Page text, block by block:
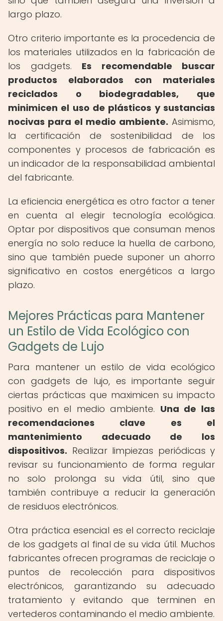
largo plazo.
Otro criterio importante es la procedencia de
los materiales utilizados en la fabricación de
los gadgets. Es recomendable buscar
productos elaborados con materiales
reciclados o biodegradables, que
minimicen el uso de plásticos y sustancias
nocivas para el medio ambiente. Asimismo,
la certificación de sostenibilidad de los
componentes y procesos de fabricación es
un indicador de la responsabilidad ambiental
del fabricante.
La eficiencia energética es otro factor a tener
en cuenta al elegir tecnología ecológica.
Optar por dispositivos que consuman menos
energía no solo reduce la huella de carbono,
sino que también puede suponer un ahorro
significativo en costos energéticos a largo
plazo.
Mejores Prácticas para Mantener
un Estilo de Vida Ecológico con
Gadgets de Lujo
Para mantener un estilo de vida ecológico
con gadgets de lujo, es importante seguir
ciertas prácticas que maximicen su impacto
positivo en el medio ambiente. Una de las
recomendaciones clave es el
mantenimiento adecuado de los
dispositivos. Realizar limpiezas periódicas y
revisar su funcionamiento de forma regular
no solo prolonga su vida útil, sino que
también contribuye a reducir la generación
de residuos electrónicos.
Otra práctica esencial es el correcto reciclaje
de los gadgets al final de su vida útil. Muchos
fabricantes ofrecen programas de reciclaje o
puntos de recolección para dispositivos
electrónicos, garantizando su adecuado
tratamiento y evitando que terminen en
vertederos contaminando el medio ambiente.